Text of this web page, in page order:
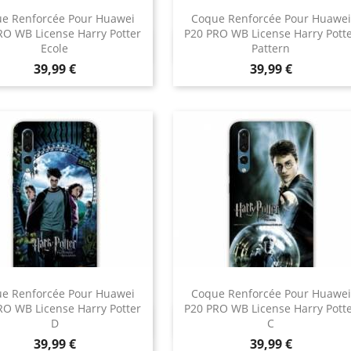
Renforcée Pour Huawei
WB License Harry Potter
Ecole
Prix
39,99 €
Aperçu rapide
Coque Renforcée Pour Huawei
P20 PRO WB License Harry
Pattern
Prix
39,99 €
Aperçu rapide
Renforcée Pour Huawei
WB License Harry Potter
D
Prix
39,99 €
Aperçu rapide
Coque Renforcée Pour Huawei
P20 PRO WB License Harry
C
Prix
39,99 €
Aperçu rapide